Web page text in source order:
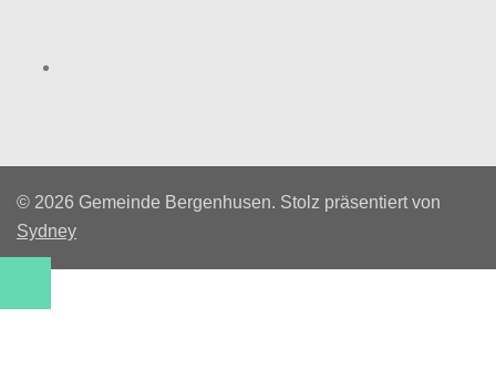
© 2026 Gemeinde Bergenhusen. Stolz präsentiert von
Sydney